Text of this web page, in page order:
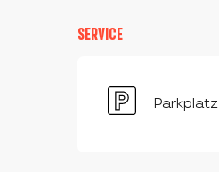
SERVICE
Parkplatz